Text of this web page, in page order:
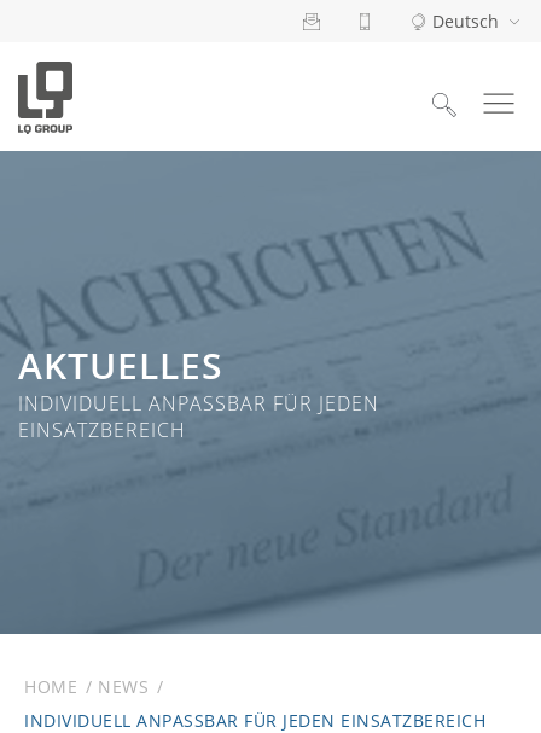
Deutsch
AKTUELLES
INDIVIDUELL ANPASSBAR FÜR JEDEN
EINSATZBEREICH
HOME
NEWS
INDIVIDUELL ANPASSBAR FÜR JEDEN EINSATZBEREICH